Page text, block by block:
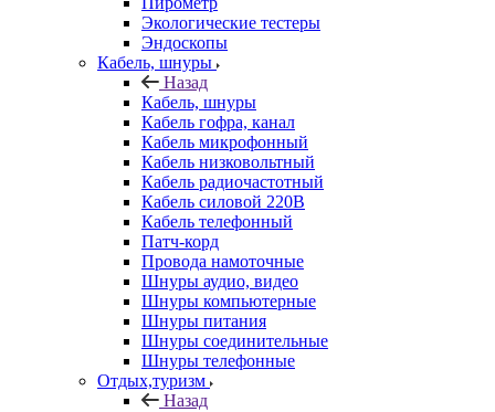
Экологические тестеры
Эндоскопы
Кабель, шнуры
Назад
Кабель, шнуры
Кабель гофра, канал
Кабель микрофонный
Кабель низковольтный
Кабель радиочастотный
Кабель силовой 220В
Кабель телефонный
Патч-корд
Провода намоточные
Шнуры аудио, видео
Шнуры компьютерные
Шнуры питания
Шнуры соединительные
Шнуры телефонные
Отдых,туризм
Назад